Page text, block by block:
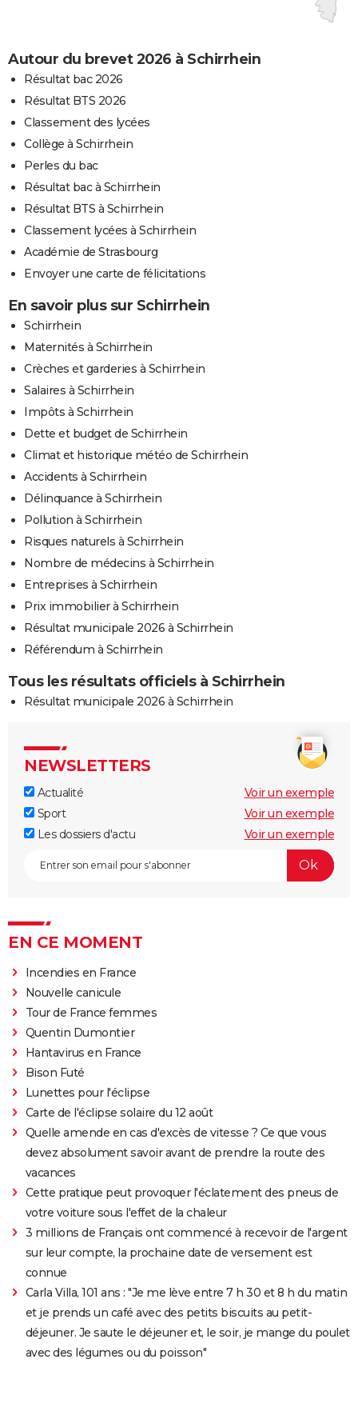
Autour du brevet 2026 à Schirrhein
Résultat bac 2026
Résultat BTS 2026
Classement des lycées
Collège à Schirrhein
Perles du bac
Résultat bac à Schirrhein
Résultat BTS à Schirrhein
Classement lycées à Schirrhein
Académie de Strasbourg
Envoyer une carte de félicitations
En savoir plus sur Schirrhein
Schirrhein
Maternités à Schirrhein
Crèches et garderies à Schirrhein
Salaires à Schirrhein
Impôts à Schirrhein
Dette et budget de Schirrhein
Climat et historique météo de Schirrhein
Accidents à Schirrhein
Délinquance à Schirrhein
Pollution à Schirrhein
Risques naturels à Schirrhein
Nombre de médecins à Schirrhein
Entreprises à Schirrhein
Prix immobilier à Schirrhein
Résultat municipale 2026 à Schirrhein
Référendum à Schirrhein
Tous les résultats officiels à Schirrhein
Résultat municipale 2026 à Schirrhein
NEWSLETTERS
Actualité
Voir un exemple
Sport
Voir un exemple
Les dossiers d'actu
Voir un exemple
EN CE MOMENT
Incendies en France
Nouvelle canicule
Tour de France femmes
Quentin Dumontier
Hantavirus en France
Bison Futé
Lunettes pour l'éclipse
Carte de l'éclipse solaire du 12 août
Quelle amende en cas d'excès de vitesse ? Ce que vous
devez absolument savoir avant de prendre la route des
vacances
Cette pratique peut provoquer l'éclatement des pneus de
votre voiture sous l'effet de la chaleur
3 millions de Français ont commencé à recevoir de l'argent
sur leur compte, la prochaine date de versement est
connue
Carla Villa, 101 ans : "Je me lève entre 7 h 30 et 8 h du matin
et je prends un café avec des petits biscuits au petit-
déjeuner. Je saute le déjeuner et, le soir, je mange du poulet
avec des légumes ou du poisson"